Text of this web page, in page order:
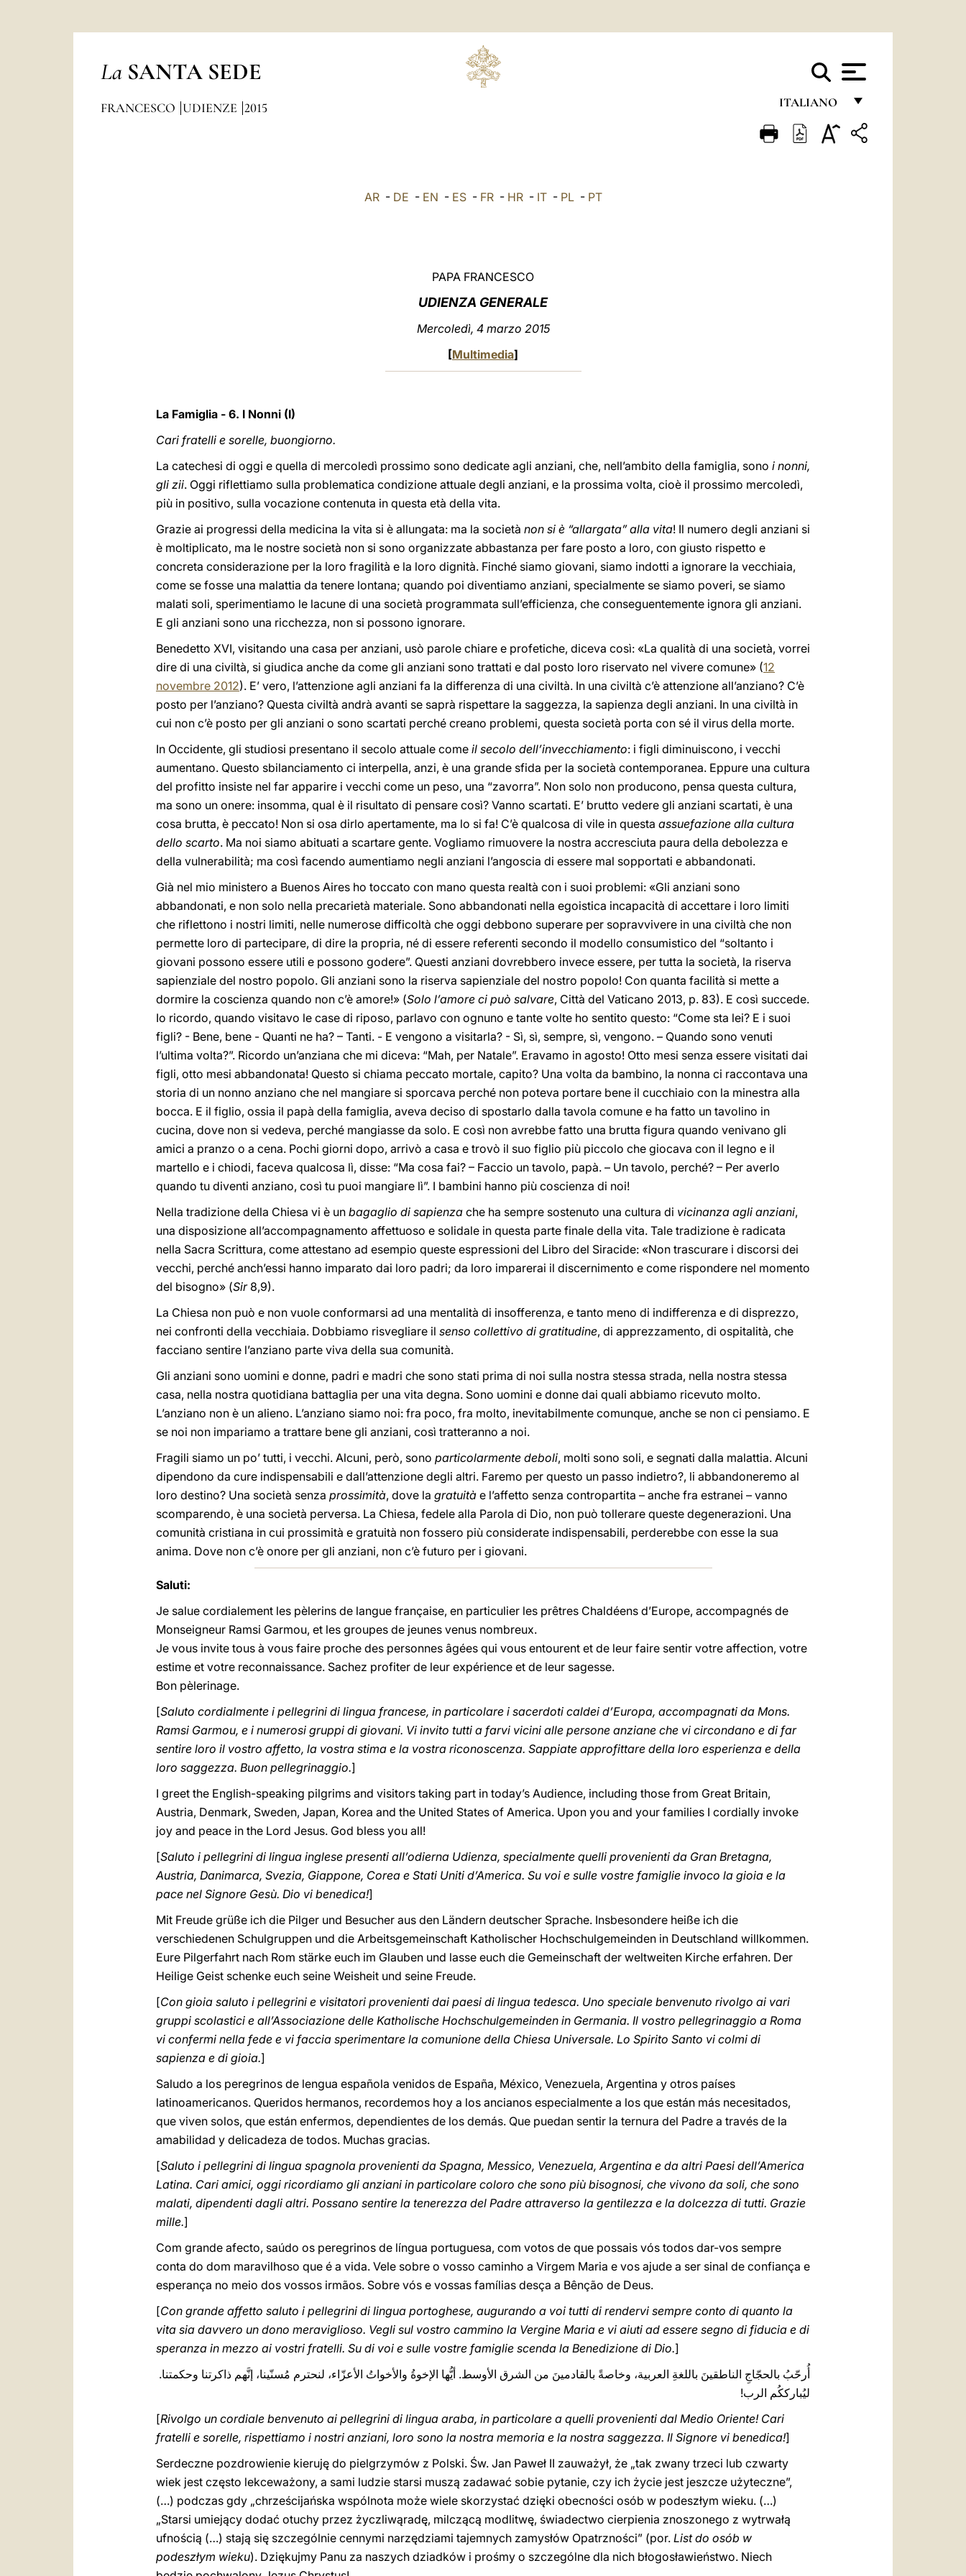
La SANTA SEDE
ITALIANO
FRANÇAIS
FRANCESCO UDIENZE 2015
AR- DE - EN - ES- FR- HR- IT- PL- PT
PAPA FRANCESCO
UDIENZA GENERALE
Mercoledì, 4 marzo 2015
[Multimedia]
La Famiglia - 6. I Nonni (I)
Cari fratelli e sorelle, buongiorno.
La catechesi di oggi e quella di mercoledì prossimo sono dedicate agli anziani, che, nell’ambito della famiglia, sono i nonni,
gli zii. Oggi riflettiamo sulla problematica condizione attuale degli anziani, e la prossima volta, cioè il prossimo mercoledì,
più in positivo, sulla vocazione contenuta in questa età della vita.
Grazie ai progressi della medicina la vita si è allungata: ma la società non si è “allargata” alla vita! Il numero degli anziani si
è moltiplicato, ma le nostre società non si sono organizzate abbastanza per fare posto a loro, con giusto rispetto e
concreta considerazione per la loro fragilità e la loro dignità. Finché siamo giovani, siamo indotti a ignorare la vecchiaia,
come se fosse una malattia da tenere lontana; quando poi diventiamo anziani, specialmente se siamo poveri, se siamo
malati soli, sperimentiamo le lacune di una società programmata sull’efficienza, che conseguentemente ignora gli anziani.
E gli anziani sono una ricchezza, non si possono ignorare.
Benedetto XVI, visitando una casa per anziani, usò parole chiare e profetiche, diceva così: «La qualità di una società, vorrei
dire di una civiltà, si giudica anche da come gli anziani sono trattati e dal posto loro riservato nel vivere comune» (12
novembre 2012). E’ vero, l’attenzione agli anziani fa la differenza di una civiltà. In una civiltà c’è attenzione all’anziano? C’è
posto per l’anziano? Questa civiltà andrà avanti se saprà rispettare la saggezza, la sapienza degli anziani. In una civiltà in
cui non c’è posto per gli anziani o sono scartati perché creano problemi, questa società porta con sé il virus della morte.
In Occidente, gli studiosi presentano il secolo attuale come il secolo dell’invecchiamento: i figli diminuiscono, i vecchi
aumentano. Questo sbilanciamento ci interpella, anzi, è una grande sfida per la società contemporanea. Eppure una cultura
del profitto insiste nel far apparire i vecchi come un peso, una “zavorra”. Non solo non producono, pensa questa cultura,
ma sono un onere: insomma, qual è il risultato di pensare così? Vanno scartati. E’ brutto vedere gli anziani scartati, è una
cosa brutta, è peccato! Non si osa dirlo apertamente, ma lo si fa! C’è qualcosa di vile in questa assuefazione alla cultura
dello scarto. Ma noi siamo abituati a scartare gente. Vogliamo rimuovere la nostra accresciuta paura della debolezza e
della vulnerabilità; ma così facendo aumentiamo negli anziani l’angoscia di essere mal sopportati e abbandonati.
Già nel mio ministero a Buenos Aires ho toccato con mano questa realtà con i suoi problemi: «Gli anziani sono
abbandonati, e non solo nella precarietà materiale. Sono abbandonati nella egoistica incapacità di accettare i loro limiti
che riflettono i nostri limiti, nelle numerose difficoltà che oggi debbono superare per sopravvivere in una civiltà che non
permette loro di partecipare, di dire la propria, né di essere referenti secondo il modello consumistico del “soltanto i
giovani possono essere utili e possono godere”. Questi anziani dovrebbero invece essere, per tutta la società, la riserva
sapienziale del nostro popolo. Gli anziani sono la riserva sapienziale del nostro popolo! Con quanta facilità si mette a
dormire la coscienza quando non c’è amore!» (Solo l’amore ci può salvare, Città del Vaticano 2013, p. 83). E così succede.
Io ricordo, quando visitavo le case di riposo, parlavo con ognuno e tante volte ho sentito questo: “Come sta lei? E i suoi
figli? - Bene, bene - Quanti ne ha? – Tanti. - E vengono a visitarla? - Sì, sì, sempre, sì, vengono. – Quando sono venuti
l’ultima volta?”. Ricordo un’anziana che mi diceva: “Mah, per Natale”. Eravamo in agosto! Otto mesi senza essere visitati dai
figli, otto mesi abbandonata! Questo si chiama peccato mortale, capito? Una volta da bambino, la nonna ci raccontava una
storia di un nonno anziano che nel mangiare si sporcava perché non poteva portare bene il cucchiaio con la minestra alla
bocca. E il figlio, ossia il papà della famiglia, aveva deciso di spostarlo dalla tavola comune e ha fatto un tavolino in
cucina, dove non si vedeva, perché mangiasse da solo. E così non avrebbe fatto una brutta figura quando venivano gli
amici a pranzo o a cena. Pochi giorni dopo, arrivò a casa e trovò il suo figlio più piccolo che giocava con il legno e il
martello e i chiodi, faceva qualcosa lì, disse: “Ma cosa fai? – Faccio un tavolo, papà. – Un tavolo, perché? – Per averlo
quando tu diventi anziano, così tu puoi mangiare lì”. I bambini hanno più coscienza di noi!
Nella tradizione della Chiesa vi è un bagaglio di sapienza che ha sempre sostenuto una cultura di vicinanza agli anziani,
una disposizione all’accompagnamento affettuoso e solidale in questa parte finale della vita. Tale tradizione è radicata
nella Sacra Scrittura, come attestano ad esempio queste espressioni del Libro del Siracide: «Non trascurare i discorsi dei
vecchi, perché anch’essi hanno imparato dai loro padri; da loro imparerai il discernimento e come rispondere nel momento
del bisogno» (Sir8,9).
La Chiesa non può e non vuole conformarsi ad una mentalità di insofferenza, e tanto meno di indifferenza e di disprezzo,
nei confronti della vecchiaia. Dobbiamo risvegliare il senso collettivo di gratitudine, di apprezzamento, di ospitalità, che
facciano sentire l’anziano parte viva della sua comunità.
Gli anziani sono uomini e donne, padri e madri che sono stati prima di noi sulla nostra stessa strada, nella nostra stessa
casa, nella nostra quotidiana battaglia per una vita degna. Sono uomini e donne dai quali abbiamo ricevuto molto.
L’anziano non è un alieno. L’anziano siamo noi: fra poco, fra molto, inevitabilmente comunque, anche se non ci pensiamo. E
se noi non impariamo a trattare bene gli anziani, così tratteranno a noi.
Fragili siamo un po’ tutti, i vecchi. Alcuni, però, sono particolarmente deboli, molti sono soli, e segnati dalla malattia. Alcuni
dipendono da cure indispensabili e dall’attenzione degli altri. Faremo per questo un passo indietro?, li abbandoneremo al
loro destino? Una società senza prossimità, dove la gratuità e l’affetto senza contropartita – anche fra estranei – vanno
scomparendo, è una società perversa. La Chiesa, fedele alla Parola di Dio, non può tollerare queste degenerazioni. Una
comunità cristiana in cui prossimità e gratuità non fossero più considerate indispensabili, perderebbe con esse la sua
anima. Dove non c’è onore per gli anziani, non c’è futuro per i giovani.
Saluti:
Je salue cordialement les pèlerins de langue française, en particulier les prêtres Chaldéens d’Europe, accompagnés de
Monseigneur Ramsi Garmou, et les groupes de jeunes venus nombreux.
Je vous invite tous à vous faire proche des personnes âgées qui vous entourent et de leur faire sentir votre affection, votre
estime et votre reconnaissance. Sachez profiter de leur expérience et de leur sagesse.
Bon pèlerinage.
[Saluto cordialmente i pellegrini di lingua francese, in particolare i sacerdoti caldei d’Europa, accompagnati da Mons.
Ramsi Garmou, e i numerosi gruppi di giovani. Vi invito tutti a farvi vicini alle persone anziane che vi circondano e di far
sentire loro il vostro affetto, la vostra stima e la vostra riconoscenza. Sappiate approfittare della loro esperienza e della
loro saggezza. Buon pellegrinaggio.]
I greet the English-speaking pilgrims and visitors taking part in today’s Audience, including those from Great Britain,
Austria, Denmark, Sweden, Japan, Korea and the United States of America. Upon you and your families I cordially invoke
joy and peace in the Lord Jesus. God bless you all!
[Saluto i pellegrini di lingua inglese presenti all’odierna Udienza, specialmente quelli provenienti da Gran Bretagna,
Austria, Danimarca, Svezia, Giappone, Corea e Stati Uniti d’America. Su voi e sulle vostre famiglie invoco la gioia e la
pace nel Signore Gesù. Dio vi benedica!]
Mit Freude grüße ich die Pilger und Besucher aus den Ländern deutscher Sprache. Insbesondere heiße ich die
verschiedenen Schulgruppen und die Arbeitsgemeinschaft Katholischer Hochschulgemeinden in Deutschland willkommen.
Eure Pilgerfahrt nach Rom stärke euch im Glauben und lasse euch die Gemeinschaft der weltweiten Kirche erfahren. Der
Heilige Geist schenke euch seine Weisheit und seine Freude.
[Con gioia saluto i pellegrini e visitatori provenienti dai paesi di lingua tedesca. Uno speciale benvenuto rivolgo ai vari
gruppi scolastici e all’Associazione delle Katholische Hochschulgemeinden in Germania. Il vostro pellegrinaggio a Roma
vi confermi nella fede e vi faccia sperimentare la comunione della Chiesa Universale. Lo Spirito Santo vi colmi di
sapienza e di gioia.]
Saludo a los peregrinos de lengua española venidos de España, México, Venezuela, Argentina y otros países
latinoamericanos. Queridos hermanos, recordemos hoy a los ancianos especialmente a los que están más necesitados,
que viven solos, que están enfermos, dependientes de los demás. Que puedan sentir la ternura del Padre a través de la
amabilidad y delicadeza de todos. Muchas gracias.
[Saluto i pellegrini di lingua spagnola provenienti da Spagna, Messico, Venezuela, Argentina e da altri Paesi dell’America
Latina. Cari amici, oggi ricordiamo gli anziani in particolare coloro che sono più bisognosi, che vivono da soli, che sono
malati, dipendenti dagli altri. Possano sentire la tenerezza del Padre attraverso la gentilezza e la dolcezza di tutti. Grazie
mille.]
Com grande afecto, saúdo os peregrinos de língua portuguesa, com votos de que possais vós todos dar-vos sempre
conta do dom maravilhoso que é a vida. Vele sobre o vosso caminho a Virgem Maria e vos ajude a ser sinal de confiança e
esperança no meio dos vossos irmãos. Sobre vós e vossas famílias desça a Bênção de Deus.
[Con grande affetto saluto i pellegrini di lingua portoghese, augurando a voi tutti di rendervi sempre conto di quanto la
vita sia davvero un dono meraviglioso. Vegli sul vostro cammino la Vergine Maria e vi aiuti ad essere segno di fiducia e di
speranza in mezzo ai vostri fratelli. Su di voi e sulle vostre famiglie scenda la Benedizione di Dio.]
أُرحّبُ بالحجّاجِ الناطقينَ باللغةِ العربية، وخاصةً بالقادمينَ من الشرق الأوسط. أيُّها الإخوةُ والأخواتُ الأعزّاء، لنحترم مُسنّينا، إنَّهم ذاكرتنا وحكمتنا.
ليُبارككُم الرب!
[Rivolgo un cordiale benvenuto ai pellegrini di lingua araba, in particolare a quelli provenienti dal Medio Oriente! Cari
fratelli e sorelle, rispettiamo i nostri anziani, loro sono la nostra memoria e la nostra saggezza. Il Signore vi benedica!]
Serdeczne pozdrowienie kieruję do pielgrzymów z Polski. Św. Jan Paweł II zauważył, że „tak zwany trzeci lub czwarty
wiek jest często lekceważony, a sami ludzie starsi muszą zadawać sobie pytanie, czy ich życie jest jeszcze użyteczne”,
(…) podczas gdy „chrześcijańska wspólnota może wiele skorzystać dzięki obecności osób w podeszłym wieku. (…)
„Starsi umiejący dodać otuchy przez życzliwąradę, milczącą modlitwę, świadectwo cierpienia znoszonego z wytrwałą
ufnością (…) stają się szczególnie cennymi narzędziami tajemnych zamysłów Opatrzności” (por. List do osób w
podeszłym wieku). Dziękujmy Panu za naszych dziadków i prośmy o szczególne dla nich błogosławieństwo. Niech